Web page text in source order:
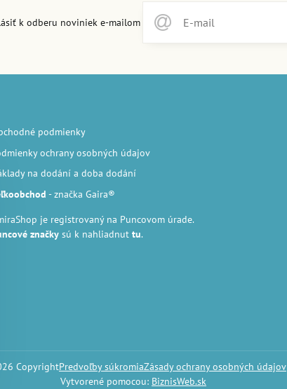
k odberu noviniek e-mailom
podmienky
ochrany osobných údajov
na dodání a doba dodání
- značka Gaira®
je registrovaný na Puncovom úrade.
značkysú k nahliadnut tu.
CopyrightPredvoľby súkromiaZásady ochrany osobných údajov
Vytvorené pomocou: BiznisWeb.sk